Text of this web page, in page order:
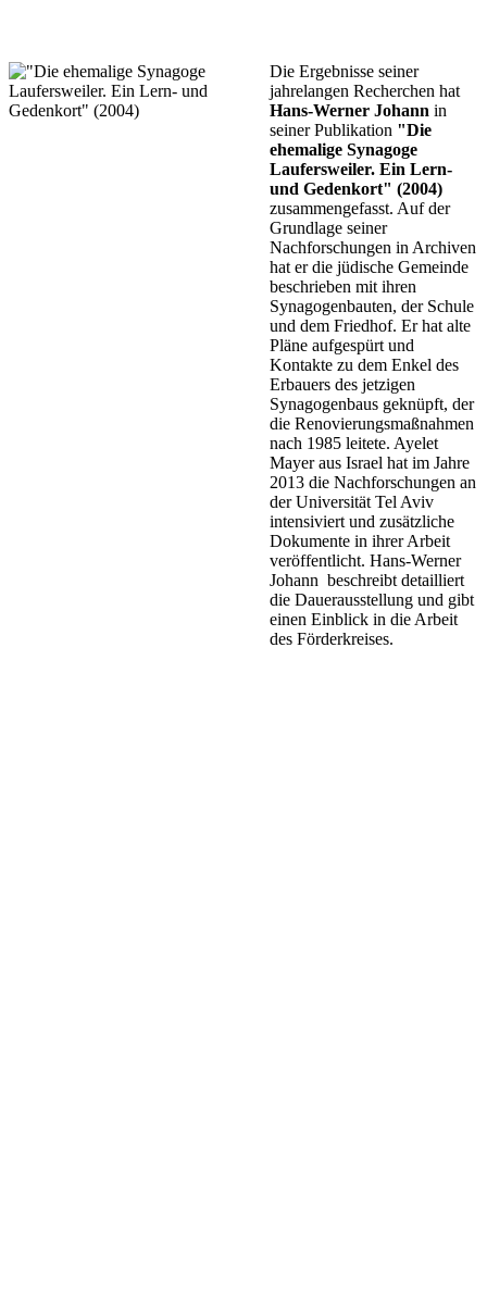
Die Ergebnisse seiner
jahrelangen Recherchen hat
Hans-Werner Johann in
seiner Publikation "Die
ehemalige Synagoge
Laufersweiler. Ein Lern-
und Gedenkort" (2004)
zusammengefasst. Auf der
Grundlage seiner
Nachforschungen in Archiven
hat er die jüdische Gemeinde
beschrieben mit ihren
Synagogenbauten, der Schule
und dem Friedhof. Er hat alte
Pläne aufgespürt und
Kontakte zu dem Enkel des
Erbauers des jetzigen
Synagogenbaus geknüpft, der
die Renovierungsmaßnahmen
nach 1985 leitete. Ayelet
Mayer aus Israel hat im Jahre
2013 die Nachforschungen an
der Universität Tel Aviv
intensiviert und zusätzliche
Dokumente in ihrer Arbeit
veröffentlicht. Hans-Werner
Johann beschreibt detailliert
die Dauerausstellung und gibt
einen Einblick in die Arbeit
des Förderkreises.